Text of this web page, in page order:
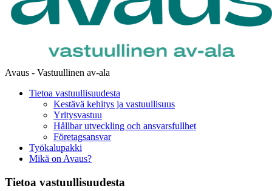
Avaus - Vastuullinen av-ala
Tietoa vastuullisuudesta
Kestävä kehitys ja vastuullisuus
Yritysvastuu
Hållbar utveckling och ansvarsfullhet
Företagsansvar
Työkalupakki
Mikä on Avaus?
Tietoa vastuullisuudesta